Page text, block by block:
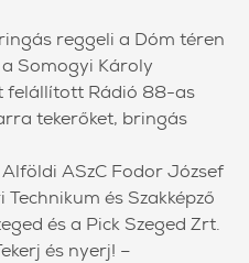
reggeli a Dóm téren
Somogyi Károly
felállított Rádió 88-as
tekerőket, bringás
ASzC Fodor József
és Szakképző
és a Pick Szeged Zrt.
és nyerj! –